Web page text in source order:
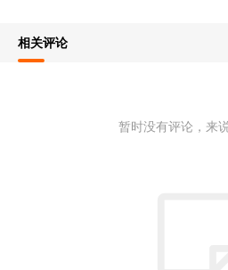
相关评论
暂时没有评论，来